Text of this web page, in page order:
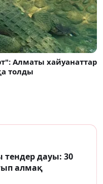
Алматы хайуанаттар
толды
тендер дауы: 30
алмақ